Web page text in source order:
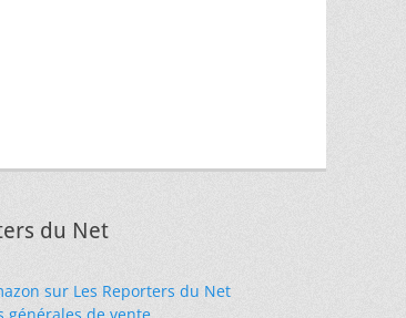
du Net
sur Les Reporters du Net